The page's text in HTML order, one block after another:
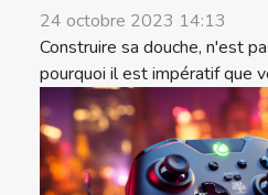
24 octobre 2023 14:13
Construire sa douche, n'est
pourquoi il est impératif que